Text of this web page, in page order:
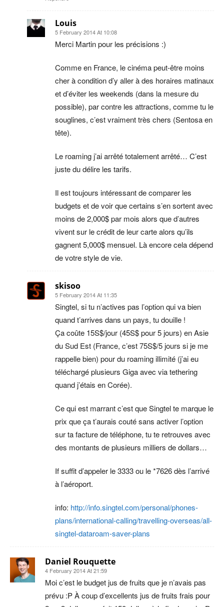
Louis
5 February 2014 At 10:08
Merci Martin pour les précisions :)
Comme en France, le cinéma peut-être moins
cher à condition d’y aller à des horaires matinaux
et d’éviter les weekends (dans la mesure du
possible), par contre les attractions, comme tu le
souglines, c’est vraiment très chers (Sentosa en
tête).
Le roaming j’ai arrêté totalement arrêté… C’est
juste du délire les tarifs.
Il est toujours intéressant de comparer les
budgets et de voir que certains s’en sortent avec
moins de 2,000$ par mois alors que d’autres
vivent sur le crédit de leur carte alors qu’ils
gagnent 5,000$ mensuel. Là encore cela dépend
de votre style de vie.
skisoo
5 February 2014 At 11:35
Singtel, si tu n’actives pas l’option qui va bien
quand t’arrives dans un pays, tu douille !
Ça coûte 15S$/jour (45S$ pour 5 jours) en Asie
du Sud Est (France, c’est 75S$/5 jours si je me
rappelle bien) pour du roaming illimité (j’ai eu
téléchargé plusieurs Giga avec via tethering
quand j’étais en Corée).
Ce qui est marrant c’est que Singtel te marque le
prix que ça t’aurais couté sans activer l’option
sur ta facture de téléphone, tu te retrouves avec
des montants de plusieurs milliers de dollars…
If suffit d’appeler le 3333 ou le *7626 dès l’arrivé
à l’aéroport.
info: http://info.singtel.com/personal/phones-
plans/international-calling/travelling-overseas/all-
singtel-dataroam-saver-plans
Daniel Rouquette
4 February 2014 At 21:59
Moi c’est le budget jus de fruits que je n’avais pas
prévu :P À coup d’excellents jus de fruits frais pour